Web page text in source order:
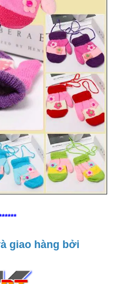
giao hàng bởi